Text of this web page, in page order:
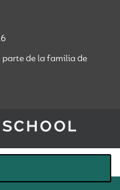
parte de la familia de